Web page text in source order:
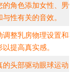
的角色添加女性、男
与性有关的音效。
调整乳房物理设置和
以提高真实感。
的头部驱动眼球运动